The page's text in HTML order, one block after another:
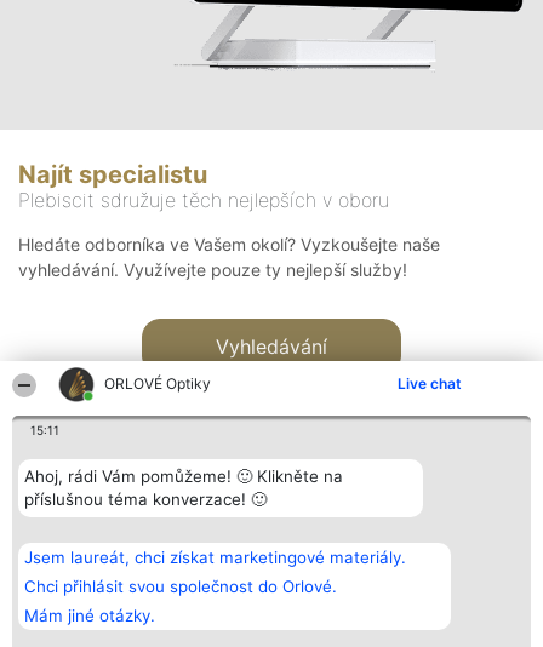
ORLOVÉ Optiky Live chat
15:11
Ahoj, rádi Vám pomůžeme! 🙂 Klikněte na
příslušnou téma konverzace! 🙂
Jsem laureát, chci získat marketingové materiály.
Chci přihlásit svou společnost do Orlové.
Mám jiné otázky.
Najít specialistu
Plebiscit sdružuje těch nejlepších v oboru
Hledáte odborníka ve Vašem okolí? Vyzkoušejte naše
vyhledávání. Využívejte pouze ty nejlepší služby!
Vyhledávání
Bright Side Solutions sp. z o.
o. sp. k.
ul. Ruska 22
Wrocław 50-079
KRS 0000749100 | Regon
381313360 | NIP 8943132676
Vítězové
Seznam všech
laureátů
Zásady
Zásady
Kontakt